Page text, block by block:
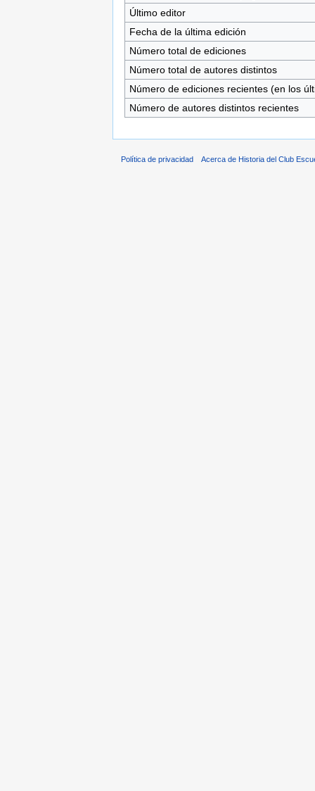
Último editor
Fecha de la última edición
Número total de ediciones
Número total de autores distintos
Número de ediciones recientes (en los
Número de autores distintos recientes
Política de privacidad Acerca de Historia del Club